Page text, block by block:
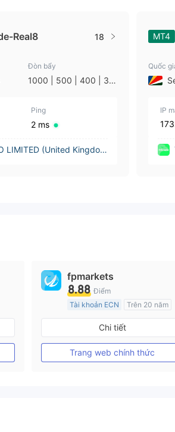
Real8 18
Đòn bẩy
1000 | 500 | 400 | 30
5 | 3 | 2 | 1
Ping
2 ms
LIMITED (United Kingdo
MT4
Quốc
IP
fpmarkets
8.88 Điểm
Tài khoản ECN
Trên 20 năm
Đăng ký tại Nước Úc
MT4 Chính thức
Chi tiết
Trang web chính thức